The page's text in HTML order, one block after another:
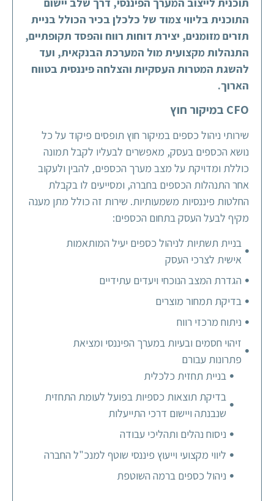
התוכנית בליווי צמוד של כלכלן בכיר הכולל בניית
תזרים מזומנים, יצירת דוחות רווח והפסד תקופתיים,
התנהלות מקצועית מול המערכת הבנקאית, ועד
להשגת המטרות העסקיות והצלחה פיננסית בטווח
הארוך.
CFO במיקור חוץ
שירותי ניהול כספים במיקור חוץ תופסים פיקוד על כל
נושא הכספים בעסק, מאפשרים לבעליו לקבל תמונה
כוללת ומדויקת על מצב מערך הכספים, להבין ולעקוב
אחר התנהלות הכספים בחברה, ומסייעים לו בקבלת
החלטות פיננסיות משמעותיות. שירות זה כולל מתן מענה
מקיף לבעל העסק בתחום הכספים:
בניית תשתיות לניהול כספים יעיל המותאמות
אישית לצרכי העסק
הגדרת המצב הנוכחי ויעדים עתידיים
בדיקת תמחור מוצרים
ניתוח מרכזי רווח
זיהוי חסמים ובעיות במערך הפיננסי ומציאת
פתרונות עבורם
בניית תחזית כלכלית
בדיקת תוצאות כספיות בפועל לעומת התחזית
שנבנתה ויישום דרכי התייעלות
ניסוח נהלים ותהליכי עבודה
ליווי מקצועי וייעוץ פיננסי שוטף למנכ"ל החברה
ניהול כספים ברמה השוטפת